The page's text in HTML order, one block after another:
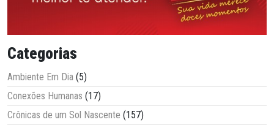
Categorias
Ambiente Em Dia (5)
Conexões Humanas (17)
Crônicas de um Sol Nascente (157)